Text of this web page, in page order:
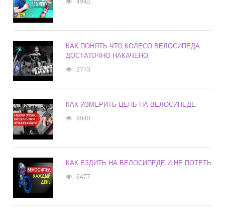
КАК ПОНЯТЬ ЧТО КОЛЕСО ВЕЛОСИПЕДА
ДОСТАТОЧНО НАКАЧЕНО
2713
КАК ИЗМЕРИТЬ ЦЕПЬ НА ВЕЛОСИПЕДЕ
9940
КАК ЕЗДИТЬ НА ВЕЛОСИПЕДЕ И НЕ ПОТЕТЬ
6477